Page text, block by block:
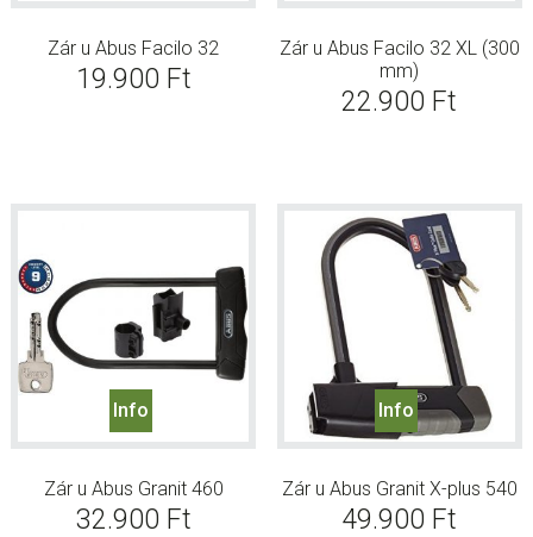
Zár u Abus Facilo 32
19.900 Ft
Zár u Abus Facilo 32 XL (300
mm)
22.900 Ft
Info
Zár u Abus Granit 460
32.900 Ft
Info
Zár u Abus Granit X-plus 540
49.900 Ft